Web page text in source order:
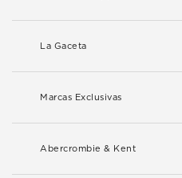
La Gaceta
Marcas Exclusivas
Abercrombie & Kent